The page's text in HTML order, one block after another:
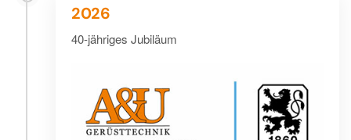
2026
40-jähriges Jubiläum